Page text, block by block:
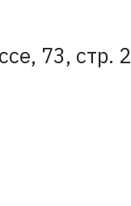
73, стр. 2